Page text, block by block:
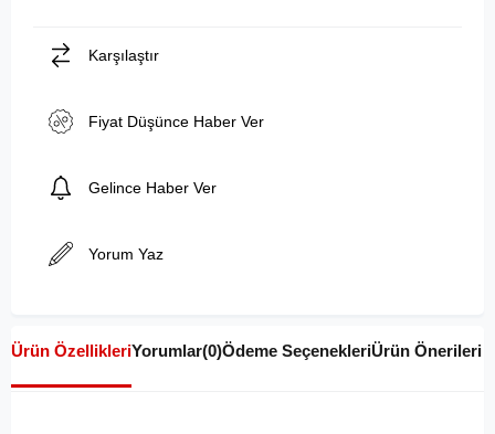
Karşılaştır
Fiyat Düşünce Haber Ver
Gelince Haber Ver
Yorum Yaz
Ürün ÖzellikleriYorumlar(0)Ödeme SeçenekleriÜrün Önerileri